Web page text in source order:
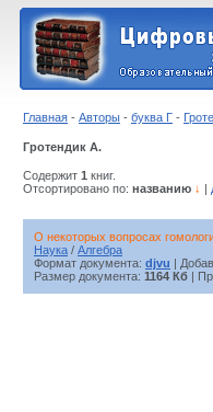
Главная - Авторы - буква Г -
Гротендик А.
Содержит 1 книг.
Отсортировано по: названию ↓
О некоторых вопросах
Наука / Алгебра
Формат документа: djvu |
Размер документа: 1164 Кб |